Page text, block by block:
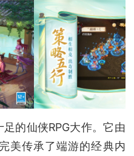
的仙侠RPG大作。它由
美传承了端游的经典内